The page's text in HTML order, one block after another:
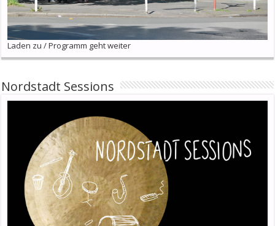
Laden zu / Programm geht weiter
Nordstadt Sessions